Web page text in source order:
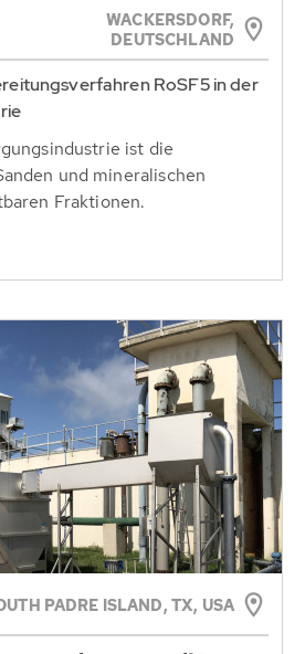
WACKERSDORF,
DEUTSCHLAND
RoSF5 in der
ist die
und mineralischen
Fraktionen.
PADRE ISLAND, TX, USA